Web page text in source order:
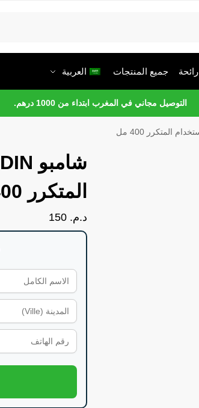
رائحة جميع المنتجات العربية
التوصيل مجاني في المغرب ابتداء من 1000 درهم.
المتكرر 400 مل
د.م.